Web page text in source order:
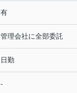
有
管理会社に全部委託
日勤
-